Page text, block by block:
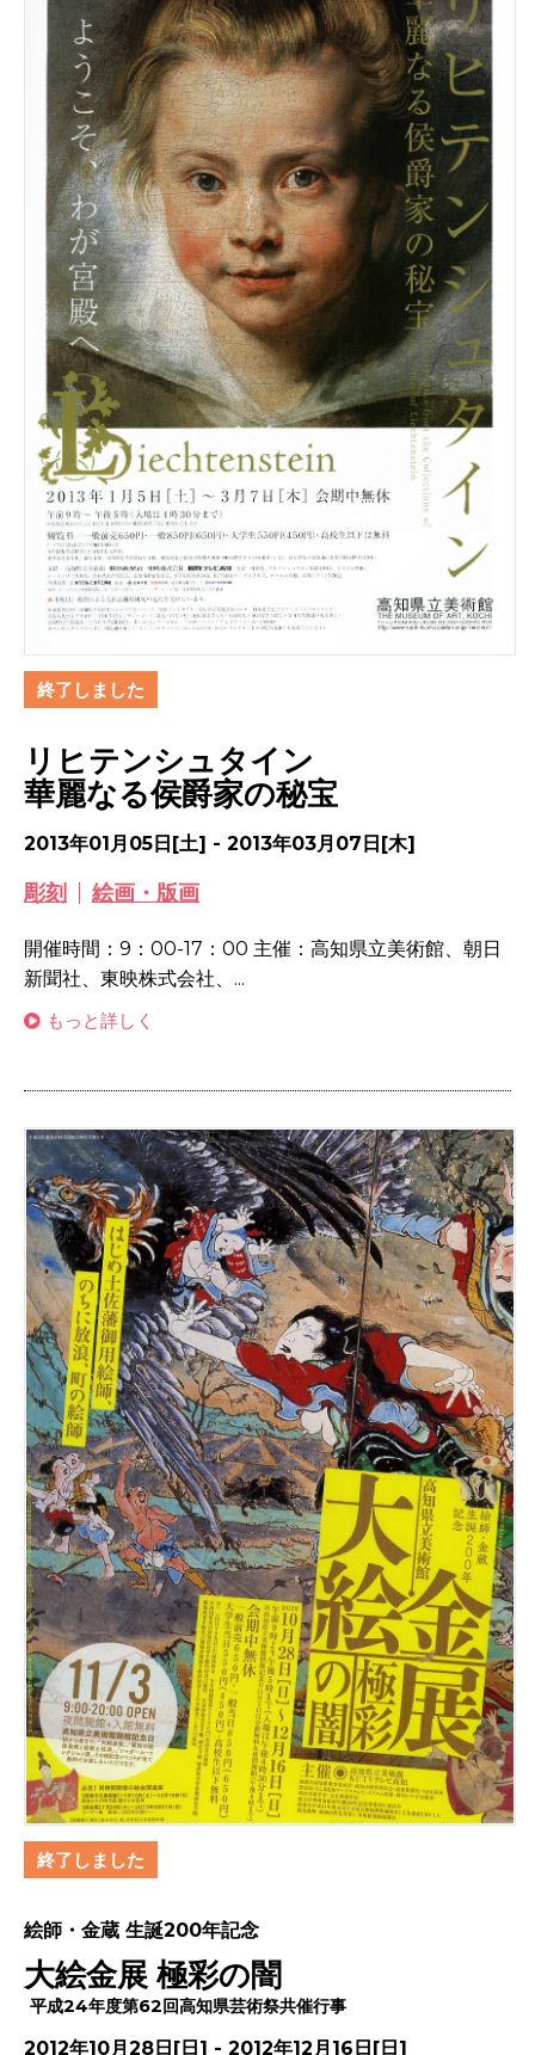
終了しました
リヒテンシュタイン
華麗なる侯爵家の秘宝
2013年01月05日[土] - 2013年03月07日[木]
彫刻 絵画・版画
開催時間：9：00-17：00 主催：高知県立美術館、朝日
新聞社、東映株式会社、...
もっと詳しく
終了しました
絵師・金蔵 生誕200年記念
大絵金展 極彩の闇
平成24年度第62回高知県芸術祭共催行事
2012年10月28日[日] - 2012年12月16日[日]